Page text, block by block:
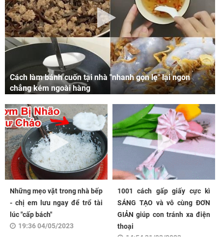
Cách làm bánh cuốn tại nhà "nhanh gọn lẹ" lại ngon
chẳng kém ngoài hàng
Những mẹo vặt trong nhà bếp
- chị em lưu ngay để trổ tài
lúc "cấp bách"
19:36 04/05/2023
1001 cách gấp giấy cực kì
SÁNG TẠO và vô cùng ĐƠN
GIẢN giúp con tránh xa điện
thoại
14:54 31/03/2023